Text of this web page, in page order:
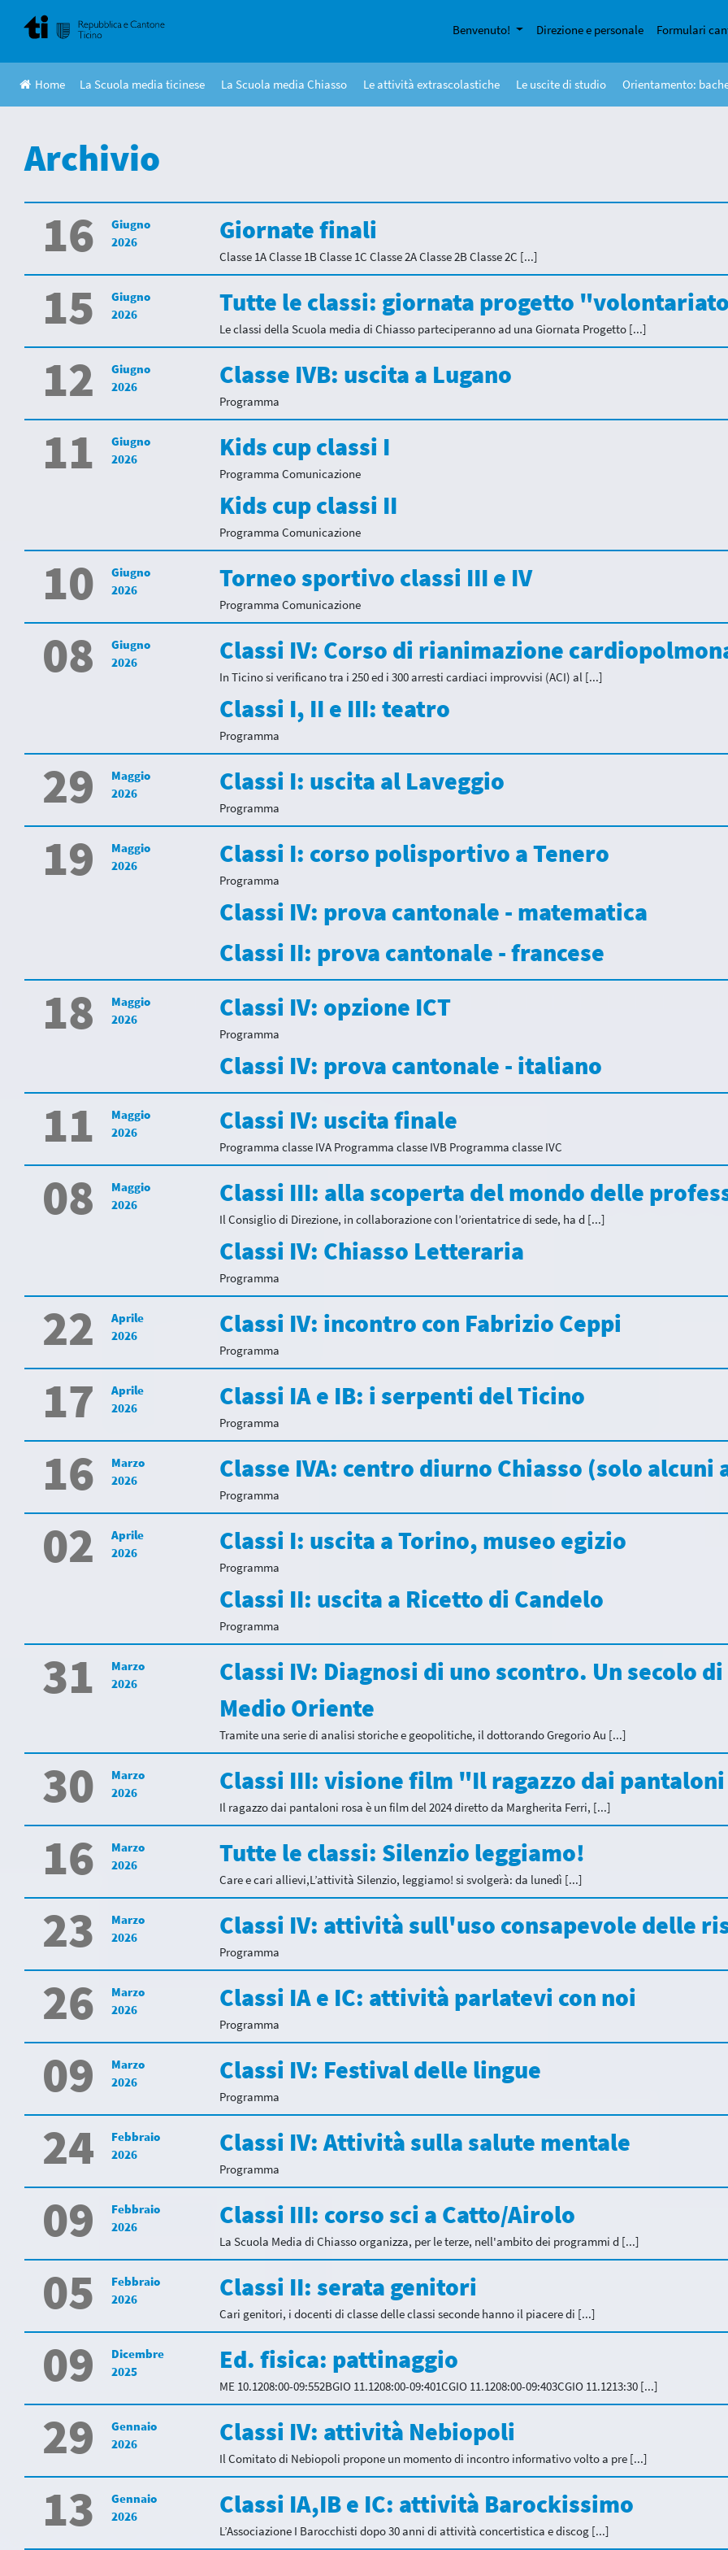
content
Benvenuto! Direzione e personale Formulari
Home La Scuola media ticinese La Scuola media Chiasso Le attività extrascolastiche Le uscite di studio Orientamento:
Archivio
16
Giugno
2026
Giornate finali
Classe 1A Classe 1B Classe 1C Classe 2A Classe 2B Classe 2C [...]
15
Giugno
2026
Tutte le classi: giornata progetto
Le classi della Scuola media di Chiasso parteciperanno ad una Giornata Progetto [...]
12
Giugno
2026
Classe IVB: uscita a Lugano
Programma
11
Giugno
2026
Kids cup classi I
Programma Comunicazione
Kids cup classi II
Programma Comunicazione
10
Giugno
2026
Torneo sportivo classi III e IV
Programma Comunicazione
08
Giugno
2026
Classi IV: Corso di rianimazione
In Ticino si verificano tra i 250 ed i 300 arresti cardiaci improvvisi (ACI) al [...]
Classi I, II e III: teatro
Programma
29
Maggio
2026
Classi I: uscita al Laveggio
Programma
19
Maggio
2026
Classi I: corso polisportivo a Tenero
Programma
Classi IV: prova cantonale - matematica
Classi II: prova cantonale - francese
18
Maggio
2026
Classi IV: opzione ICT
Programma
Classi IV: prova cantonale - italiano
11
Maggio
2026
Classi IV: uscita finale
Programma classe IVA Programma classe IVB Programma classe IVC
08
Maggio
2026
Classi III: alla scoperta del mondo delle
Il Consiglio di Direzione, in collaborazione con l’orientatrice di sede, ha d [...]
Classi IV: Chiasso Letteraria
Programma
22
Aprile
2026
Classi IV: incontro con Fabrizio Ceppi
Programma
17
Aprile
2026
Classi IA e IB: i serpenti del Ticino
Programma
16
Marzo
2026
Classe IVA: centro diurno Chiasso (solo alcuni
Programma
02
Aprile
2026
Classi I: uscita a Torino, museo egizio
Programma
Classi II: uscita a Ricetto di Candelo
Programma
31
Marzo
2026
Classi IV: Diagnosi di uno scontro. Un secolo
Medio Oriente
Tramite una serie di analisi storiche e geopolitiche, il dottorando Gregorio Au [...]
30
Marzo
2026
Classi III: visione film "Il ragazzo dai
Il ragazzo dai pantaloni rosa è un film del 2024 diretto da Margherita Ferri, [...]
16
Marzo
2026
Tutte le classi: Silenzio leggiamo!
Care e cari allievi,L’attività Silenzio, leggiamo! si svolgerà: da lunedì [...]
23
Marzo
2026
Classi IV: attività sull'uso consapevole delle
Programma
26
Marzo
2026
Classi IA e IC: attività parlatevi con noi
Programma
09
Marzo
2026
Classi IV: Festival delle lingue
Programma
24
Febbraio
2026
Classi IV: Attività sulla salute mentale
Programma
09
Febbraio
2026
Classi III: corso sci a Catto/Airolo
La Scuola Media di Chiasso organizza, per le terze, nell'ambito dei programmi d [...]
05
Febbraio
2026
Classi II: serata genitori
Cari genitori, i docenti di classe delle classi seconde hanno il piacere di [...]
09
Dicembre
2025
Ed. fisica: pattinaggio
ME 10.1208:00-09:552BGIO 11.1208:00-09:401CGIO 11.1208:00-09:403CGIO 11.1213:30 [...]
29
Gennaio
2026
Classi IV: attività Nebiopoli
Il Comitato di Nebiopoli propone un momento di incontro informativo volto a pre [...]
13
Gennaio
2026
Classi IA,IB e IC: attività Barockissimo
L’Associazione I Barocchisti dopo 30 anni di attività concertistica e discog [...]